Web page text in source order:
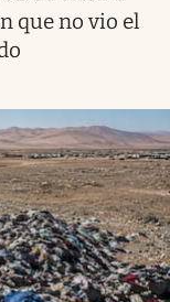
que no vio el